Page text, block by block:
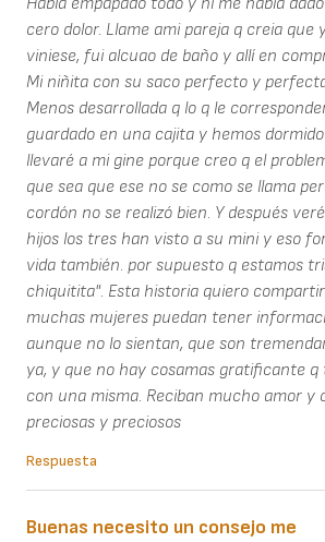
cero dolor. Llame ami pareja q creia que
viniese, fui alcuao de baño y allí en
Mi niñita con su saco perfecto y
Menos desarrollada q lo q le
guardado en una cajita y hemos
llevaré a mi gine porque creo q el
que sea que ese no se como se llama
cordón no se realizó bien. Y después
hijos los tres han visto a su mini y eso
vida también. por supuesto q estamos
chiquitita". Esta historia quiero
muchas mujeres puedan tener
aunque no lo sientan, que son
ya, y que no hay cosamas gratificante
con una misma. Reciban mucho amor y
preciosas y preciosos
Respuesta
Buenas necesito un consejo me